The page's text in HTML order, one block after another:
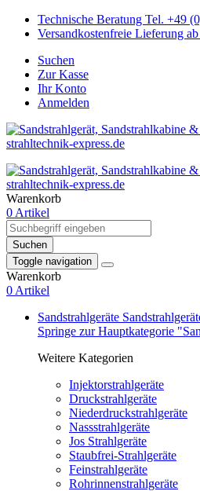
Technische Beratung Tel. +49
Versandkostenfreie Lieferung
Suchen
Zur Kasse
Ihr Konto
Anmelden
Warenkorb
0 Artikel
Suchen
Toggle navigation
Warenkorb
0 Artikel
Sandstrahlgeräte
Springe zur Hauptkategorie
Weitere Kategorien
Injektorstrahlgeräte
Druckstrahlgeräte
Niederdruckstrahlgeräte
Nassstrahlgeräte
Jos Strahlgeräte
Staubfrei-Strahlgeräte
Feinstrahlgeräte
Rohrinnenstrahlgeräte